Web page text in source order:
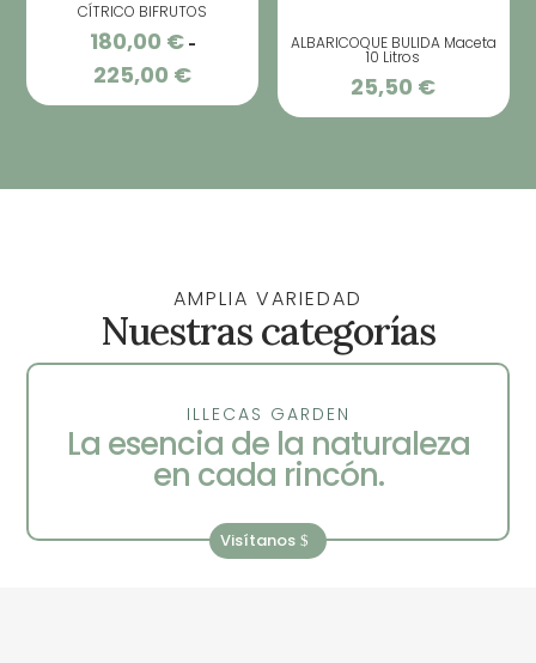
CÍTRICO BIFRUTOS
180,00 € -
225,00 €Rango
de
ALBARICOQUE BULIDA Maceta
10 Litros
25,50 €
AMPLIA VARIEDAD
Nuestras categorías
ILLECAS GARDEN
La esencia de la naturaleza
en cada rincón.
Visítanos